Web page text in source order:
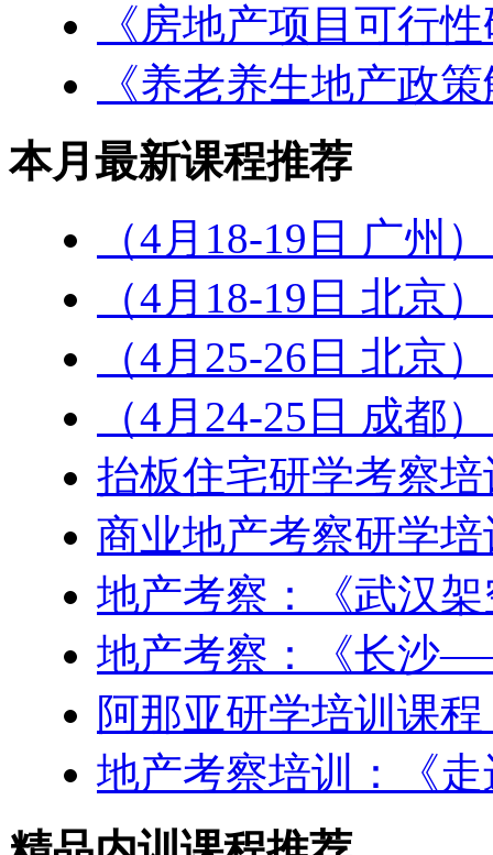
《房地产项目可行
《养老养生地产政
本月最新课程推荐
（4月18-19日 广州
（4月18-19日 北京
（4月25-26日 北京
（4月24-25日 成都
抬板住宅研学考察
商业地产考察研学
地产考察：《武汉
地产考察：《长沙
阿那亚研学培训课
地产考察培训：《